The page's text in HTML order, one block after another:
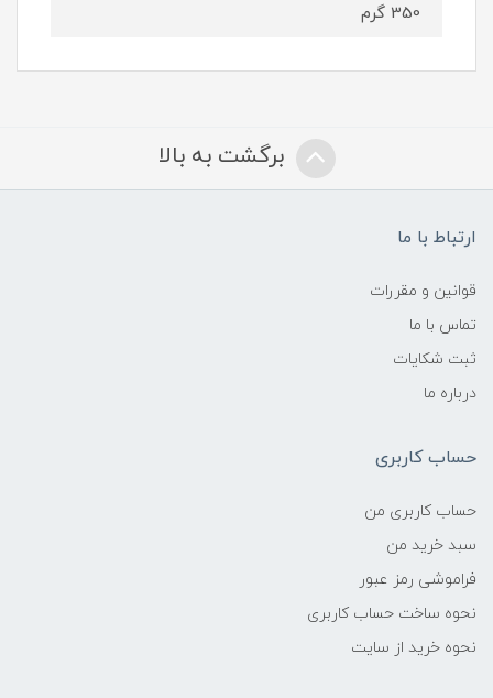
350 گرم
برگشت به بالا
ارتباط با ما
قوانین و مقررات
تماس با ما
ثبت شکایات
درباره ما
حساب کاربری
حساب کاربری من
سبد خرید من
فراموشی رمز عبور
نحوه ساخت حساب کاربری
نحوه خرید از سایت